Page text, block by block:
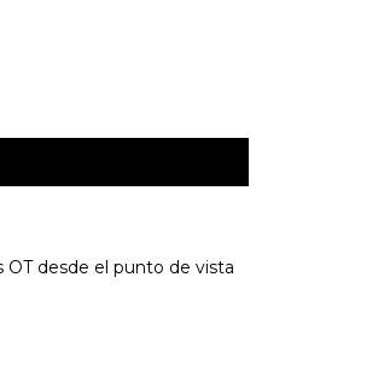
OT desde el punto de vista